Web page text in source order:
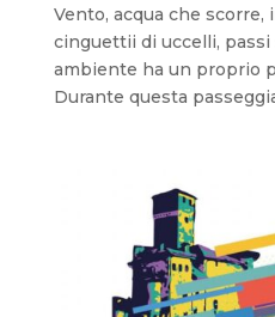
Vento, acqua che
cinguettii di uccelli,
ambiente ha un proprio
Durante questa